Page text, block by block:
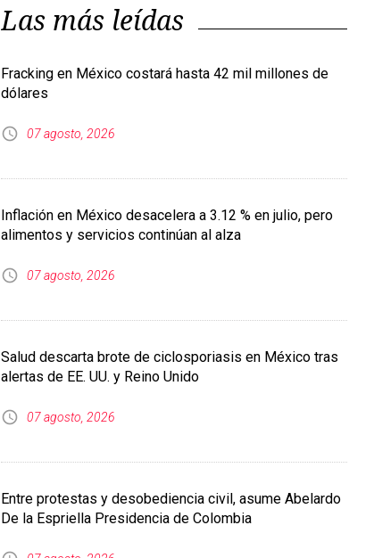
Inflación en México desacelera a 3.12 % en julio, pero
alimentos y servicios continúan al alza
07 agosto, 2026
Salud descarta brote de ciclosporiasis en México tras
alertas de EE. UU. y Reino Unido
07 agosto, 2026
Entre protestas y desobediencia civil, asume Abelardo
De la Espriella Presidencia de Colombia
07 agosto, 2026
Suspensión de importaciones de aguacate a EE. UU.
afectará a 400 mil familias